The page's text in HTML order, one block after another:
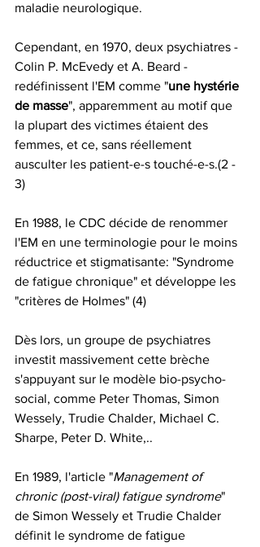
maladie neurologique.
Cependant, en 1970, deux psychiatres -
Colin P. McEvedy et A. Beard -
redéfinissent l'EM comme "une hystérie
de masse", apparemment au motif que
la plupart des victimes étaient des
femmes, et ce, sans réellement
ausculter les patient-e-s touché-e-s.(2 -
3)
En 1988, le CDC décide de renommer
l'EM en une terminologie pour le moins
réductrice et stigmatisante: "Syndrome
de fatigue chronique" et développe les
"critères de Holmes" (4)
Dès lors, un groupe de psychiatres
investit massivement cette brèche
s'appuyant sur le modèle bio-psycho-
social, comme Peter Thomas, Simon
Wessely, Trudie Chalder, Michael C.
Sharpe, Peter D. White,..
En 1989, l'article "Management of
chronic (post-viral) fatigue syndrome"
de Simon Wessely et Trudie Chalder
définit le syndrome de fatigue